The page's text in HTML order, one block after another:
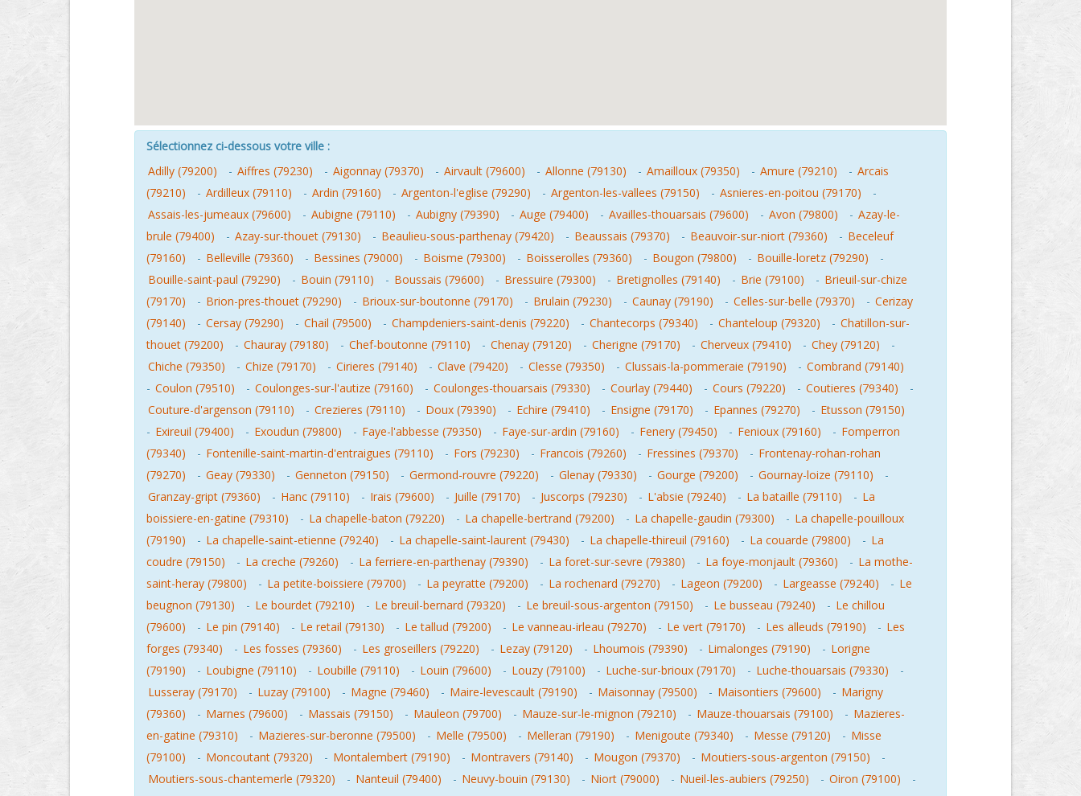
Sélectionnez ci-dessous votre ville :
Adilly (79200)
- Aiffres (79230) - Aigonnay (79370) - Airvault (79600) - Allonne (79130) - Amailloux (79350) - Amure (79210) - Arcais
(79210)
- Ardilleux (79110) - Ardin (79160) - Argenton-l'eglise (79290) - Argenton-les-vallees (79150) - Asnieres-en-poitou (79170)
-
Assais-les-jumeaux (79600)
- Aubigne (79110) - Aubigny (79390) - Auge (79400) - Availles-thouarsais (79600) - Avon (79800) - Azay-le-
brule (79400)
- Azay-sur-thouet (79130) - Beaulieu-sous-parthenay (79420) - Beaussais (79370) - Beauvoir-sur-niort (79360) - Beceleuf
(79160)
- Belleville (79360) - Bessines (79000) - Boisme (79300) - Boisserolles (79360) - Bougon (79800) - Bouille-loretz (79290)
-
Bouille-saint-paul (79290)
- Bouin (79110) - Boussais (79600) - Bressuire (79300) - Bretignolles (79140) - Brie (79100) - Brieuil-sur-chize
(79170)
- Brion-pres-thouet (79290) - Brioux-sur-boutonne (79170) - Brulain (79230) - Caunay (79190) - Celles-sur-belle (79370) - Cerizay
(79140)
- Cersay (79290) - Chail (79500) - Champdeniers-saint-denis (79220) - Chantecorps (79340) - Chanteloup (79320) - Chatillon-sur-
thouet (79200)
- Chauray (79180) - Chef-boutonne (79110) - Chenay (79120) - Cherigne (79170) - Cherveux (79410) - Chey (79120)
-
Chiche (79350)
- Chize (79170) - Cirieres (79140) - Clave (79420) - Clesse (79350) - Clussais-la-pommeraie (79190) - Combrand (79140)
- Coulon (79510) - Coulonges-sur-l'autize (79160) - Coulonges-thouarsais (79330) - Courlay (79440) - Cours (79220) - Coutieres (79340)
-
Couture-d'argenson (79110)
- Crezieres (79110) - Doux (79390) - Echire (79410) - Ensigne (79170) - Epannes (79270) - Etusson (79150)
- Exireuil (79400) - Exoudun (79800) - Faye-l'abbesse (79350) - Faye-sur-ardin (79160) - Fenery (79450) - Fenioux (79160) - Fomperron
(79340)
- Fontenille-saint-martin-d'entraigues (79110) - Fors (79230) - Francois (79260) - Fressines (79370) - Frontenay-rohan-rohan
(79270)
- Geay (79330) - Genneton (79150) - Germond-rouvre (79220) - Glenay (79330) - Gourge (79200) - Gournay-loize (79110)
-
Granzay-gript (79360)
- Hanc (79110) - Irais (79600) - Juille (79170) - Juscorps (79230) - L'absie (79240) - La bataille (79110) - La
boissiere-en-gatine (79310)
- La chapelle-baton (79220) - La chapelle-bertrand (79200) - La chapelle-gaudin (79300) - La chapelle-pouilloux
(79190)
- La chapelle-saint-etienne (79240) - La chapelle-saint-laurent (79430) - La chapelle-thireuil (79160) - La couarde (79800) - La
coudre (79150)
- La creche (79260) - La ferriere-en-parthenay (79390) - La foret-sur-sevre (79380) - La foye-monjault (79360) - La mothe-
saint-heray (79800)
- La petite-boissiere (79700) - La peyratte (79200) - La rochenard (79270) - Lageon (79200) - Largeasse (79240) - Le
beugnon (79130)
- Le bourdet (79210) - Le breuil-bernard (79320) - Le breuil-sous-argenton (79150) - Le busseau (79240) - Le chillou
(79600)
- Le pin (79140) - Le retail (79130) - Le tallud (79200) - Le vanneau-irleau (79270) - Le vert (79170) - Les alleuds (79190) - Les
forges (79340)
- Les fosses (79360) - Les groseillers (79220) - Lezay (79120) - Lhoumois (79390) - Limalonges (79190) - Lorigne
(79190)
- Loubigne (79110) - Loubille (79110) - Louin (79600) - Louzy (79100) - Luche-sur-brioux (79170) - Luche-thouarsais (79330)
-
Lusseray (79170)
- Luzay (79100) - Magne (79460) - Maire-levescault (79190) - Maisonnay (79500) - Maisontiers (79600) - Marigny
(79360)
- Marnes (79600) - Massais (79150) - Mauleon (79700) - Mauze-sur-le-mignon (79210) - Mauze-thouarsais (79100) - Mazieres-
en-gatine (79310)
- Mazieres-sur-beronne (79500) - Melle (79500) - Melleran (79190) - Menigoute (79340) - Messe (79120) - Misse
(79100)
- Moncoutant (79320) - Montalembert (79190) - Montravers (79140) - Mougon (79370) - Moutiers-sous-argenton (79150)
-
Moutiers-sous-chantemerle (79320)
- Nanteuil (79400) - Neuvy-bouin (79130) - Niort (79000) - Nueil-les-aubiers (79250) - Oiron (79100)
-